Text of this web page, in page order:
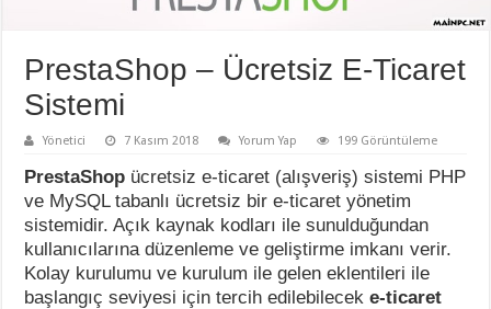
PrestaShop – Ücretsiz E-Ticaret
Sistemi
Yönetici 7 Kasım 2018 Yorum Yap 199 Görüntüleme
PrestaShop ücretsiz e-ticaret (alışveriş) sistemi PHP
ve MySQL tabanlı ücretsiz bir e-ticaret yönetim
sistemidir. Açık kaynak kodları ile sunulduğundan
kullanıcılarına düzenleme ve geliştirme imkanı verir.
Kolay kurulumu ve kurulum ile gelen eklentileri ile
başlangıç seviyesi için tercih edilebileceke-ticaret